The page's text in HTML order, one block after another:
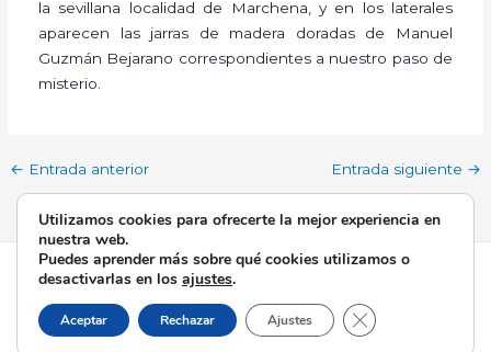
la sevillana localidad de Marchena, y en los laterales
aparecen las jarras de madera doradas de Manuel
Guzmán Bejarano correspondientes a nuestro paso de
misterio.
← Entrada anterior Entrada siguiente →
Todos los derechos © 2026 Esperanza de Triana | Funciona
gracias aTema Astra para WordPress
Utilizamos cookies para ofrecerte la mejor experiencia en
nuestra web.
Puedes aprender más sobre qué cookies utilizamos o
desactivarlas en los ajustes.
Aceptar Rechazar Ajustes Cerrar el banner